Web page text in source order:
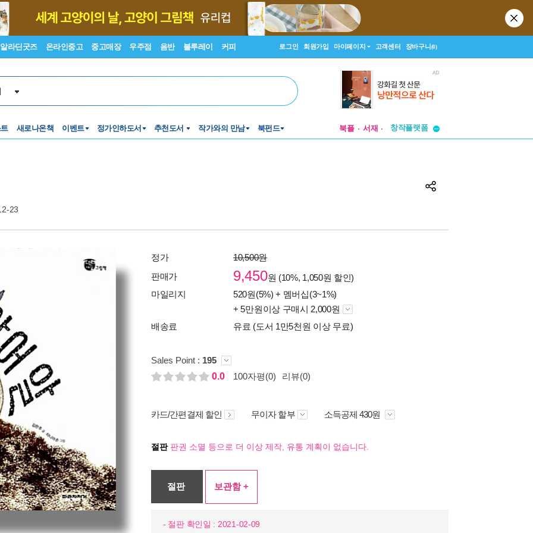
알라딘굿즈 온라인중고 중고매장 우주점 음반 블루레이 커피 로그인 회원가입 마이페이지 고객센터 장바구니(0)
새로나온책 이벤트 정가인하도서 추천도서 작가와의 만남 북펀드 북플 서재
투비컨티뉴드
23
정가
10,500원
판매가
9,450원 (10%, 1,050원 할인)
마일리지
520원(5%) + 멤버십(3~1%)
+ 5만원이상 구매시 2,000원
배송료
유료 (도서 1만5천원 이상 무료)
Sales Point : 195
0.0
100자평(0) 리뷰(0)
카드/간편결제 할인 무이자 할부 소득공제 430원
절판판권 소멸 등으로 더 이상 제작, 유통 계획이 없습니다.
절판 보관함 +
- 절판 확인일 : 2021-02-09